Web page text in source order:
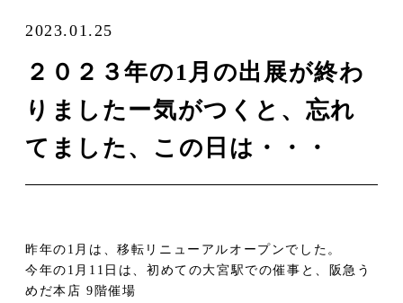
2023.01.25
２０２３年の1月の出展が終わ
りましたー気がつくと、忘れ
てました、この日は・・・
昨年の1月は、移転リニューアルオープンでした。
今年の1月11日は、初めての大宮駅での催事と、
阪急う
めだ本店 9階催場